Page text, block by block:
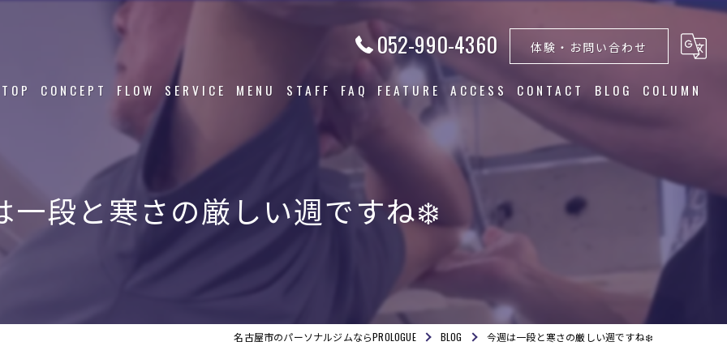
052-990-4360 体験・お問い合わせ
TOP CONCEPT FLOW SERVICE MENU STAFF FAQ FEATURE
トレーニング
ダイエット
美容
ACCESS CONTACT BLOG COLUMN
一段と寒さの厳しい週ですね❄️
名古屋市のパーソナルジムならPROLOGUE BLOG 今週は一段と寒さの厳しい週ですね❄️